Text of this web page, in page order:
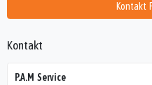
Kontakt
Kontakt
P.A.M Service